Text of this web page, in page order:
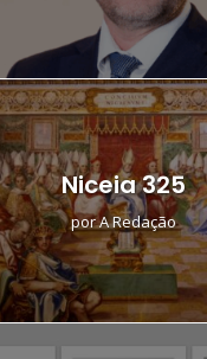
Niceia 325
porA Redação